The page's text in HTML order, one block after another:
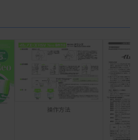
操作方法